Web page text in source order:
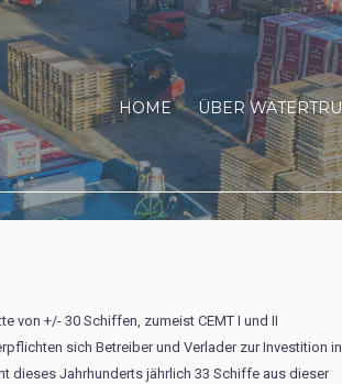
HOME ÜBER
von +/- 30 Schiffen, zumeist CEMT I und II
sich Betreiber und Verlader zur Investition in
dieses Jahrhunderts jährlich 33 Schiffe aus dieser